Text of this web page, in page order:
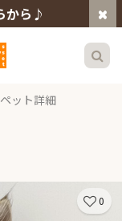
から♪
ペット詳細
0